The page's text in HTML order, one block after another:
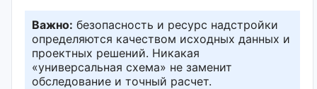
Важно: безопасность и ресурс надстройки
определяются качеством исходных данных и
проектных решений. Никакая
«универсальная схема» не заменит
обследование и точный расчет.